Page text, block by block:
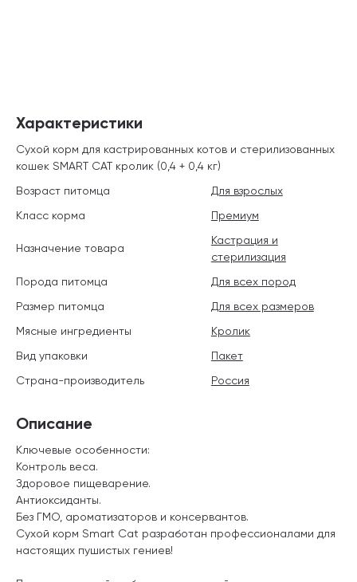
Описание
Ключевые особенности:
Контроль веса.
Здоровое пищеварение.
Антиоксиданты.
Без ГМО, ароматизаторов и консервантов.
Сухой корм Smart Cat разработан профессионалами для
настоящих пушистых гениев!
Характеристики
Сухой корм для кастрированных котов и стерилизованных
кошек SMART CAT кролик (0,4 + 0,4 кг)
Возраст питомца
Для взрослых
Класс корма
Премиум
Назначение товара
Кастрация и
стерилизация
Порода питомца
Для всех пород
Размер питомца
Для всех размеров
Мясные ингредиенты
Кролик
Вид упаковки
Пакет
Страна-производитель
Россия